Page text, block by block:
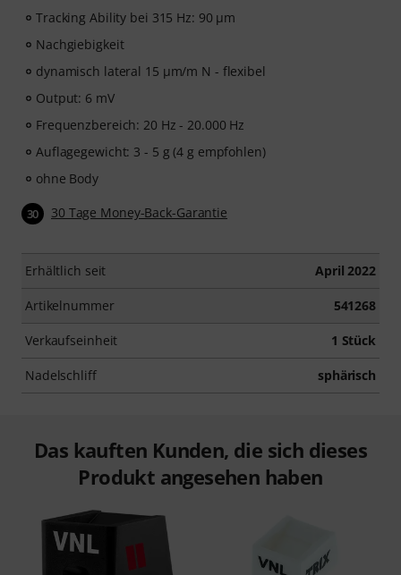
Tracking Ability bei 315 Hz: 90 µm
Nachgiebigkeit
dynamisch lateral 15 µm/m N - flexibel
Output: 6 mV
Frequenzbereich: 20 Hz - 20.000 Hz
Auflagegewicht: 3 - 5 g (4 g empfohlen)
ohne Body
30 30 Tage Money-Back-Garantie
Erhältlich seit April 2022
Artikelnummer 541268
Verkaufseinheit 1 Stück
Nadelschliff sphärisch
Das kauften Kunden, die sich dieses
Produkt angesehen haben